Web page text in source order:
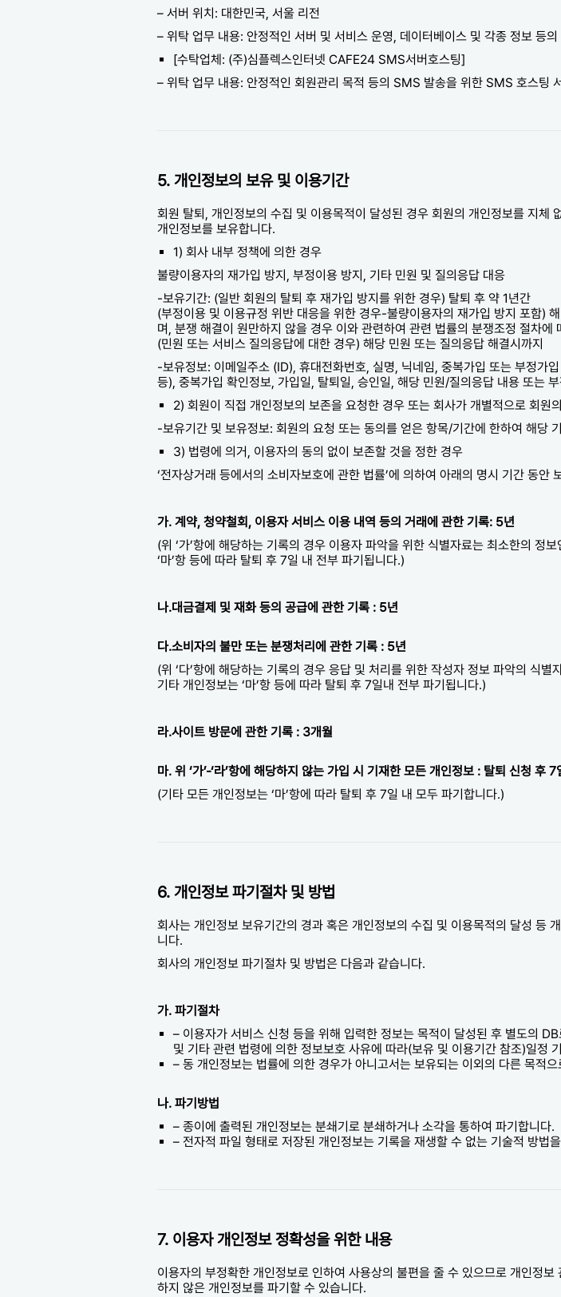
– 서버 위치: 대한민국, 서울 리전
– 위탁 업무 내용: 안정적인 서버 및 서비스 운영, 데이터베이스 및 각종 정보 등
[수탁업체: (주)심플렉스인터넷 CAFE24 SMS서버호스팅]
– 위탁 업무 내용: 안정적인 회원관리 목적 등의 SMS 발송을 위한 SMS 호스팅
5. 개인정보의 보유 및 이용기간
회원 탈퇴, 개인정보의 수집 및 이용목적이 달성된 경우 회원의 개인정보를 지체
개인정보를 보유합니다.
1) 회사 내부 정책에 의한 경우
불량이용자의 재가입 방지, 부정이용 방지, 기타 민원 및 질의응답 대응
-보유기간: (일반 회원의 탈퇴 후 재가입 방지를 위한 경우) 탈퇴 후 약 1년간
(부정이용 및 이용규정 위반 대응을 위한 경우-불량이용자의 재가입 방지 포함)
며, 분쟁 해결이 원만하지 않을 경우 이와 관련하여 관련 법률의 분쟁조정 절차에
(민원 또는 서비스 질의응답에 대한 경우) 해당 민원 또는 질의응답 해결시까지
-보유정보: 이메일주소 (ID), 휴대전화번호, 실명, 닉네임, 중복가입 또는 부정가
등), 중복가입 확인정보, 가입일, 탈퇴일, 승인일, 해당 민원/질의응답 내용 또는
2) 회원이 직접 개인정보의 보존을 요청한 경우 또는 회사가 개별적으로 회원
-보유기간 및 보유정보: 회원의 요청 또는 동의를 얻은 항목/기간에 한하여 해당
3) 법령에 의거, 이용자의 동의 없이 보존할 것을 정한 경우
‘전자상거래 등에서의 소비자보호에 관한 법률’에 의하여 아래의 명시 기간 동안
가. 계약, 청약철회, 이용자 서비스 이용 내역 등의 거래에 관한 기록: 5년
(위 ‘가’항에 해당하는 기록의 경우 이용자 파악을 위한 식별자료는 최소한의 정
‘마’항 등에 따라 탈퇴 후 7일 내 전부 파기됩니다.)
나.대금결제 및 재화 등의 공급에 관한 기록 : 5년
다.소비자의 불만 또는 분쟁처리에 관한 기록 : 5년
(위 ‘다’항에 해당하는 기록의 경우 응답 및 처리를 위한 작성자 정보 파악의 식
기타 개인정보는 ‘마’항 등에 따라 탈퇴 후 7일내 전부 파기됩니다.)
라.사이트 방문에 관한 기록 : 3개월
마. 위 ‘가’-‘라’항에 해당하지 않는 가입 시 기재한 모든 개인정보 : 탈퇴 신청 후 7
(기타 모든 개인정보는 ‘마’항에 따라 탈퇴 후 7일 내 모두 파기합니다.)
6. 개인정보 파기절차 및 방법
회사는 개인정보 보유기간의 경과 혹은 개인정보의 수집 및 이용목적의 달성 등
니다.
회사의 개인정보 파기절차 및 방법은 다음과 같습니다.
가. 파기절차
– 이용자가 서비스 신청 등을 위해 입력한 정보는 목적이 달성된 후 별도의
및 기타 관련 법령에 의한 정보보호 사유에 따라(보유 및 이용기간 참조)일정
– 동 개인정보는 법률에 의한 경우가 아니고서는 보유되는 이외의 다른 목적
나. 파기방법
– 종이에 출력된 개인정보는 분쇄기로 분쇄하거나 소각을 통하여 파기합니다.
– 전자적 파일 형태로 저장된 개인정보는 기록을 재생할 수 없는 기술적 방법
7. 이용자 개인정보 정확성을 위한 내용
이용자의 부정확한 개인정보로 인하여 사용상의 불편을 줄 수 있으므로 개인정
하지 않은 개인정보를 파기할 수 있습니다.